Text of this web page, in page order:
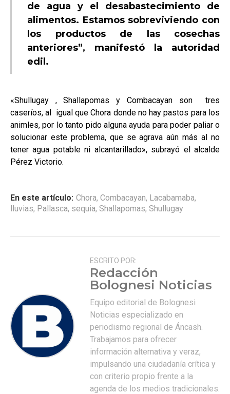
de agua y el desabastecimiento de
alimentos. Estamos sobreviviendo con
los productos de las cosechas
anteriores”, manifestó la autoridad
edil.
«Shullugay , Shallapomas y Combacayan son
tres
caseríos, al igual que Chora donde no hay pastos para los
animles, por lo tanto pido alguna ayuda para poder paliar o
solucionar este problema, que se agrava aún más al no
teneragua potable ni alcantarillado», subrayó el alcalde
Pérez Victorio.
En este artículo: Chora, Combacayan, Lacabamaba,
lluvias, Pallasca, sequia, Shallapomas, Shullugay
ESCRITO POR:
Redacción
Bolognesi Noticias
Equipo editorial de Bolognesi
Noticias especializado en
periodismo regional de Áncash.
Trabajamos para ofrecer
información alternativa y veraz,
impulsando una ciudadanía crítica y
con criterio propio frente a la
agenda de los medios tradicionales.